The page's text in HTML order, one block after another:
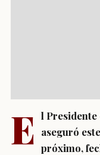
E l Presidente
aseguró
próximo,